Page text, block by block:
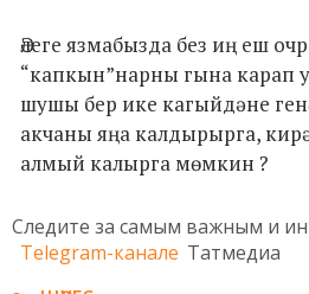
Әлеге язмабызда без иң еш
“капкын”нарны гына карап
шушы бер ике кагыйдәне
акчаны яңа калдырырга,
алмый калырга мөмкин ?
Следите за самым важным и
Telegram-канале Татмедиа